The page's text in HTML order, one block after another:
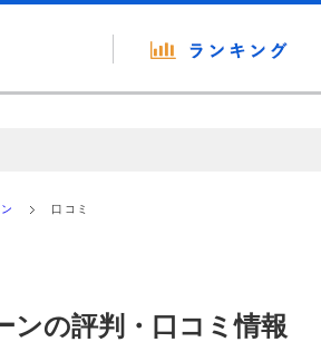
ています。
口コミ
ンの評判・口コミ情報